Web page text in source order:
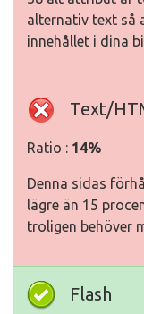
alternativ text så
innehållet i dina
Text/
Ratio : 14%
Denna sidas
lägre än 15
troligen behöver
Flash